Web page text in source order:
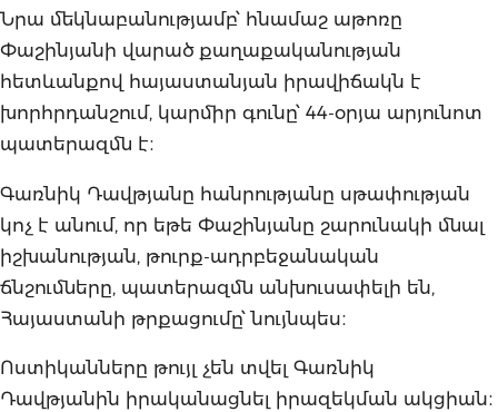
Նրա մեկնաբանությամբ՝ հնամաշ աթոռը
Փաշինյանի վարած քաղաքականության
հետևանքով հայաստանյան իրավիճակն է
խորհրդանշում, կարմիր գունը՝ 44-օրյա արյունոտ
պատերազմն է։
Գառնիկ Դավթյանը հանրությանը սթափության
կոչ է անում, որ եթե Փաշինյանը շարունակի մնալ
իշխանության, թուրք-ադրբեջանական
ճնշումները, պատերազմն անխուսափելի են,
Հայաստանի թրքացումը՝ նույնպես։
Ոստիկանները թույլ չեն տվել Գառնիկ
Դավթյանին իրականացնել իրազեկման ակցիան։